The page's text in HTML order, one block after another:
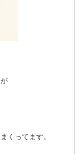
くってます。